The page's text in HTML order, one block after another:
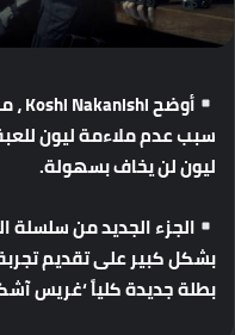
أوضح ،
سببعدمملاءمةليون
ليونلنيخافبسهولة.
الجزءالجديدمنسلسلة
بشكلكبيرعلىتقديم
بطلةجديدةكلياً‘غريس